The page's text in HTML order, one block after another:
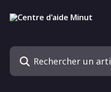
Rechercher un article...